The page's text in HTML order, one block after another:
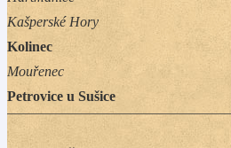
Kašperské Hory
Kolinec
Mouřenec
Petrovice u Sušice